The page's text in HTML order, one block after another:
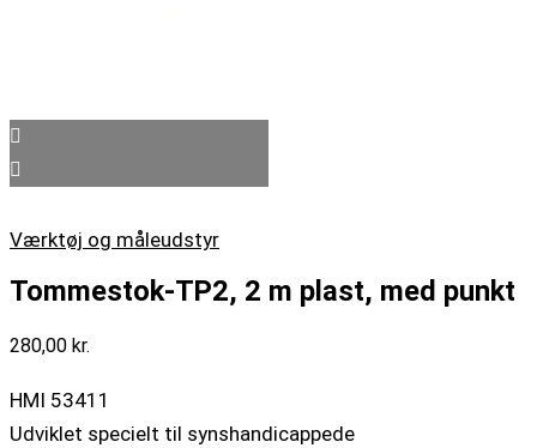
Værktøj og måleudstyr
Tommestok-TP2, 2 m plast, med punkt
280,00 kr.
HMI 53411
Udviklet specielt til synshandicappede